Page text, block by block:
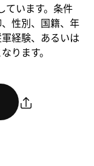
ています。条件
性別、国籍、年
経験、あるいは
ります。